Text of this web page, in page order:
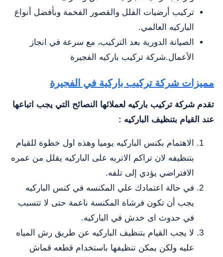
تركيب أرضيات الفلل والقصور الفخمة وبأفضل أنواع
الباركيه العالمي.
الصيانة الدورية بعد التركيب، مع سرعة في انجاز
الأعمال.شركة تركيب باركيه الفجيرة
مميزات شركة تركيب باركية في الفجيرة
تقدم شركة تركيب باركيه لعملائها النصائح التي يجب اتباعها
عند القيام بتنظيف الباركيه :
الاهتمام بكنس الباركيه يوميا وهذه اول خطوة للقيام
بتنظيفه لان تراكم الاتربه على الباركيه يقلل من عمره
الافتراضي يؤدي إلى تلفه.
في حالة اعتمادك علي المكنسه في كنس الباركيه
يجب أن تكون فرشاة المكنسة ناعمة حتى لا تتسبب
في حدوث اى خدش في الباركيه.
لا يجب القيام بتنظيف الباركيه عن طريق رش المياه
عليه ولكن يمكن تنظيفها باستخدام قطعه قماش